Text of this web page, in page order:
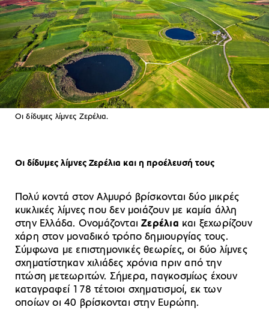
Οι δίδυμες λίμνες Ζερέλια.
Οι δίδυμες λίμνες Ζερέλια και η προέλευσή τους
Πολύ κοντά στον Αλμυρό βρίσκονται δύο μικρές
κυκλικές λίμνες που δεν μοιάζουν με καμία άλλη
στην Ελλάδα. ΟνομάζονταιΖερέλια και ξεχωρίζουν
χάρη στον μοναδικό τρόπο δημιουργίας τους.
Σύμφωνα με επιστημονικές θεωρίες, οι δύο λίμνες
σχηματίστηκαν χιλιάδες χρόνια πριν από την
πτώση μετεωριτών. Σήμερα, παγκοσμίως έχουν
καταγραφεί 178 τέτοιοι σχηματισμοί, εκ των
οποίων οι 40 βρίσκονται στην Ευρώπη.